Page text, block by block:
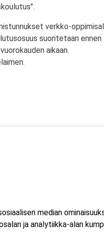
verkko-
suoritetaan ennen
aikaan.
lisäksi myös Norjassa ja
Suomessa myönnetty
median
ja analytiikka-alan